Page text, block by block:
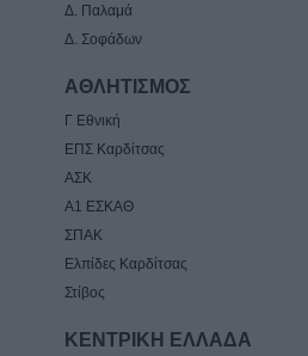
Δ. Παλαμά
Δ. Σοφάδων
ΑΘΛΗΤΙΣΜΟΣ
Γ Εθνική
ΕΠΣ Καρδίτσας
ΑΣΚ
Α1 ΕΣΚΑΘ
ΣΠΑΚ
Ελπίδες Καρδίτσας
Στίβος
ΚΕΝΤΡΙΚΗ ΕΛΛΑΔΑ